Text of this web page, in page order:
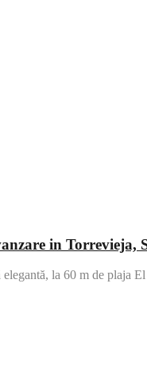
in Torrevieja,
elegantă, la 60 m de plaja